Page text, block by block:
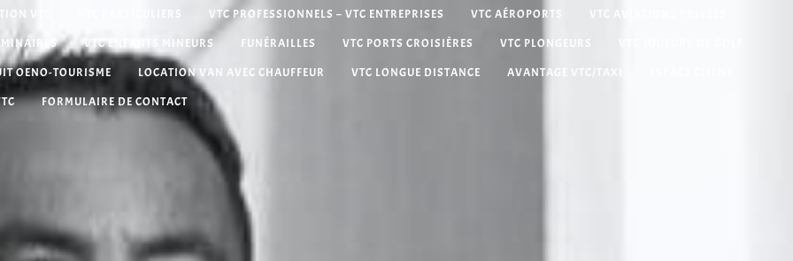
VTC VTC PARTICULIERS VTC PROFESSIONNELS – VTC ENTREPRISES VTC AÉROPORTS VTC AVIATIONS PRIVÉES
VTC ENFANTS MINEURS FUNÉRAILLES VTC PORTS CROISIÈRES VTC PLONGEURS
OENO-TOURISME LOCATION VAN AVEC CHAUFFEUR VTC LONGUE DISTANCE AVANTAGE VTC/TAXI
FORMULAIRE DE CONTACT